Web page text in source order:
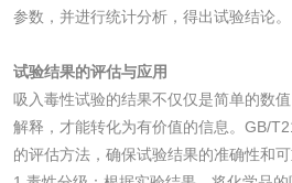
参数，并进行统计分析，得出试验结论。
试验结果的评估与应用
吸入毒性试验的结果不仅仅是简单的数
解释，才能转化为有价值的信息。GB/
的评估方法，确保试验结果的准确性和可
油墨检测
陶瓷颜料检测